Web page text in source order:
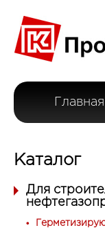
Главная
Каталог
Для